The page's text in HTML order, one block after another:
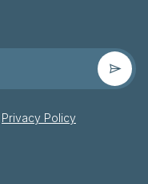
Privacy Policy